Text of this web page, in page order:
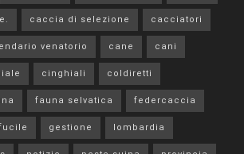
caccia di selezione
cacciatori
venatorio cane
cani
cinghiali
coldiretti
fauna selvatica
federcaccia
gestione
lombardia